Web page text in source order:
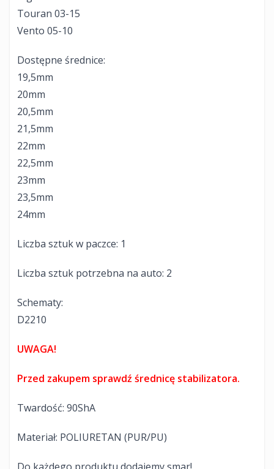
Touran 03-15
Vento 05-10
Dostępne średnice:
19,5mm
20mm
20,5mm
21,5mm
22mm
22,5mm
23mm
23,5mm
24mm
Liczba sztuk w paczce: 1
Liczba sztuk potrzebna na auto: 2
Schematy:
D2210
UWAGA!
Przed zakupem sprawdź średnicę stabilizatora.
Twardość: 90ShA
Materiał: POLIURETAN (PUR/PU)